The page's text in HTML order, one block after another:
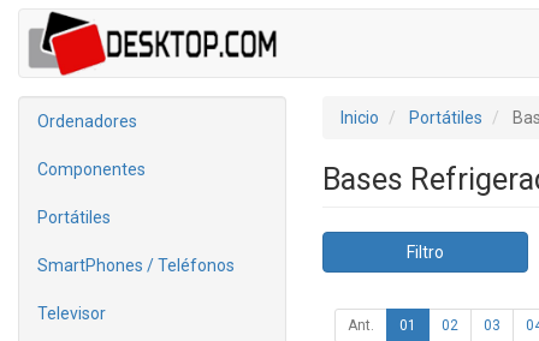
Ordenadores
Componentes
Portátiles
SmartPhones / Teléfonos
Televisor
Inicio Portátiles
Bases
Filtro
Ant. 01 02 03